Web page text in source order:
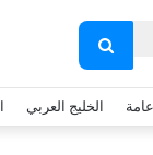
بحث
عن
الخليج العربي